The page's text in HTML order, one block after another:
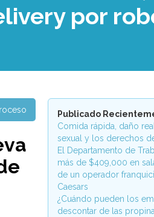
por
Publicado
Comida rápida, daño
sexual y los derechos
El Departamento de
más de $409,000 en
de un operador
Caesars
¿Cuándo pueden los
descontar de las